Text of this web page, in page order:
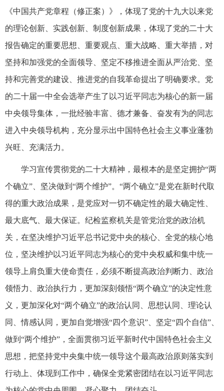
《中国共产党章程（修正案）》，体现了党的十九大以来党
的理论创新、实践创新、制度创新成果，体现了党的二十大
报告确定的重要思想、重要观点、重大战略、重大举措，对
坚持和加强党的全面领导、坚定不移推进全面从严治党、坚
持和完善党的建设、推进党的自我革命提出了明确要求。党
的二十届一中全会选举产生了以习近平同志为核心的新一届
中央领导集体，一批经验丰富、德才兼备、奋发有为的同志
进入中央领导机构，充分显示出中国特色社会主义事业蓬勃
兴旺、充满活力。
学习宣传贯彻党的二十大精神，最根本的是坚定拥护“两
个确立”、坚决做到“两个维护”。“两个确立”是党在新时代取
得的重大政治成果，是党应对一切不确定性的最大确定性、
最大底气、最大保证。纪检监察机关是管党治党的政治机
关，在坚决维护习近平总书记党中央的核心、全党的核心地
位，坚决维护以习近平同志为核心的党中央权威和集中统一
领导上肩负重大使命责任，必须不断提高政治判断力、政治
领悟力、政治执行力，更加深刻领悟“两个确立”的决定性意
义，更加深化对“两个确立”的政治认同、思想认同、理论认
同、情感认同，更加自觉增强“四个意识”、坚定“四个自信”、
做到“两个维护”，全面贯彻习近平新时代中国特色社会主义
思想，把坚持党中央集中统一领导这个最高政治原则落实到
行动上、体现到工作中，确保全党紧密团结在以习近平同志